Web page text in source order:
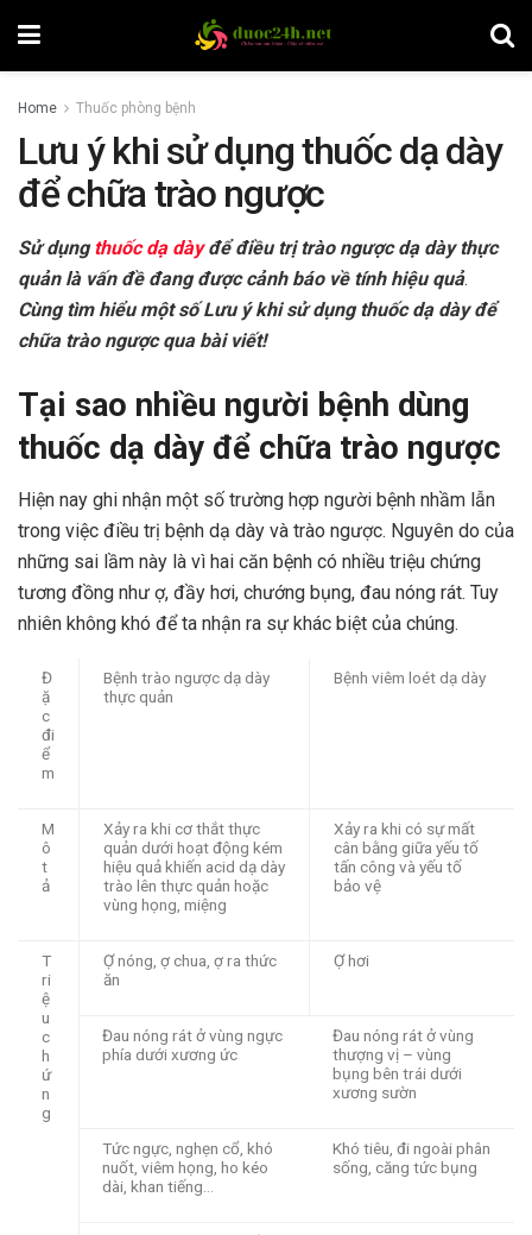
Home Thuốc phòng bệnh
Lưu ý khi sử dụng thuốc dạ dày
để chữa trào ngược
Sử dụngthuốc dạ dàyđể điều trị trào ngược dạ dày thực
quản là vấn đề đang được cảnh báo về tính hiệu quả.
Cùng tìm hiểu một số Lưu ý khi sử dụng thuốc dạ dày để
chữa trào ngược qua bài viết!
Tại sao nhiều người bệnh dùng
thuốc dạ dày để chữa trào ngược
Hiện nay ghi nhận một số trường hợp người bệnh nhầm lẫn
trong việc điều trị bệnh dạ dày và trào ngược. Nguyên do của
những sai lầm này là vì hai căn bệnh có nhiều triệu chứng
tương đồng như ợ, đầy hơi, chướng bụng, đau nóng rát. Tuy
nhiên không khó để ta nhận ra sự khác biệt của chúng.
Đ
ặ
c
đi
ể
m
Bệnh trào ngược dạ dày
thực quản
Bệnh viêm loét dạ dày
M
ô
t
ả
Xảy ra khi cơ thắt thực
quản dưới hoạt động kém
hiệu quả khiến acid dạ dày
trào lên thực quản hoặc
vùng họng, miệng
Xảy ra khi có sự mất
cân bằng giữa yếu tố
tấn công và yếu tố
bảo vệ
T
ri
ệ
u
c
h
ứ
n
g
Ợ nóng, ợ chua, ợ ra thức
ăn
Ợ hơi
Đau nóng rát ở vùng ngực
phía dưới xương ức
Đau nóng rát ở vùng
thượng vị – vùng
bụng bên trái dưới
xương sườn
Tức ngực, nghẹn cổ, khó
nuốt, viêm họng, ho kéo
dài, khan tiếng…
Khó tiêu, đi ngoài phân
sống, căng tức bụng